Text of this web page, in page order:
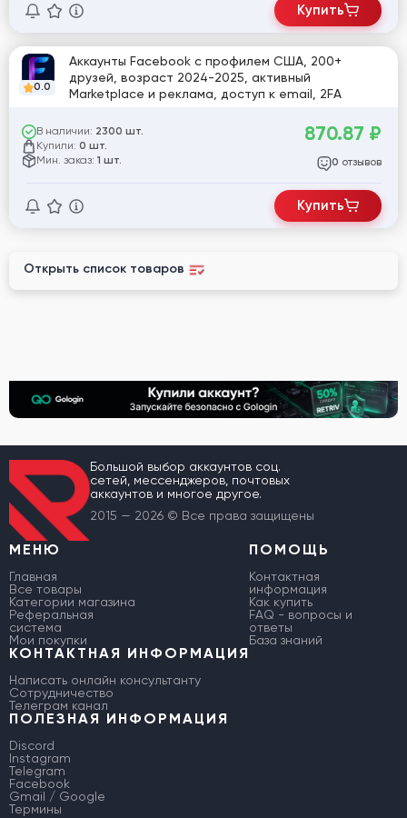
Купить
0.0
Аккаунты Facebook с профилем США, 200+
друзей, возраст 2024-2025, активный
Marketplace и реклама, доступ к email, 2FA
В наличии: 2300 шт.
Купили: 0 шт.
Мин. заказ: 1 шт.
870.87 ₽
0 отзывов
Купить
Открыть список товаров
Большой выбор аккаунтов соц.
сетей, мессенджеров, почтовых
аккаунтов и многое другое.
2015 — 2026 © Все права защищены
МЕНЮ
Главная
Все товары
Категории магазина
Реферальная
система
Мои покупки
ПОМОЩЬ
Контактная
информация
Как купить
FAQ - вопросы и
ответы
База знаний
КОНТАКТНАЯ ИНФОРМАЦИЯ
Написать онлайн консультанту
Сотрудничество
Телеграм канал
ПОЛЕЗНАЯ ИНФОРМАЦИЯ
Discord
Instagram
Telegram
Facebook
Gmail / Google
Термины